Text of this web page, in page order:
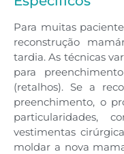
Para muitas
reconstrução
tardia. As técnicas
para
(retalhos). Se a
preenchimento, o
particularidades,
vestimentas
moldar a nova